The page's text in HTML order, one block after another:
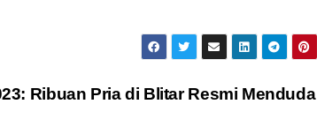
Ribuan Pria di Blitar Resmi Menduda